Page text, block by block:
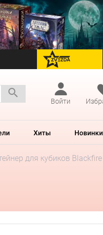
перейти на Zvezda
Войти
Хиты Новинки
для кубиков